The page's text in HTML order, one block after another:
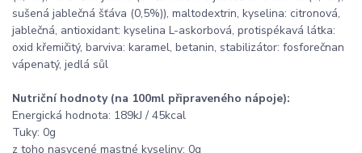
sušená jablečná šťáva (0,5%)), maltodextrin, kyselina: citronová,
jablečná, antioxidant: kyselina L-askorbová, protispékavá látka:
oxid křemičitý, barviva: karamel, betanin, stabilizátor: fosforečnan
vápenatý, jedlá sůl
Nutriční hodnoty (na 100ml připraveného nápoje):
Energická hodnota: 189kJ / 45kcal
Tuky: 0g
z toho nasycené mastné kyseliny: 0g